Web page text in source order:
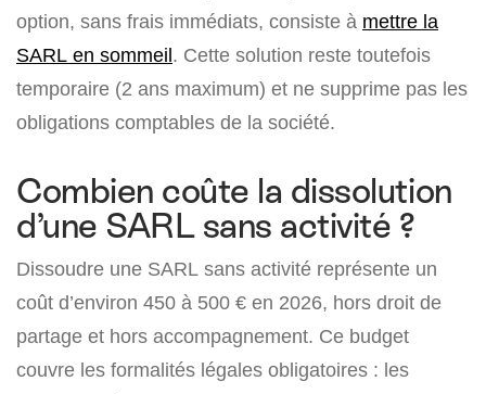
option, sans frais immédiats, consiste à mettre la
SARL en sommeil. Cette solution reste toutefois
temporaire (2 ans maximum) et ne supprime pas les
obligations comptables de la société.
Combien coûte la dissolution
d’une SARL sans activité ?
Dissoudre une SARL sans activité représente un
coût d’environ 450 à 500 € en 2026, hors droit de
partage et hors accompagnement. Ce budget
couvre les formalités légales obligatoires : les